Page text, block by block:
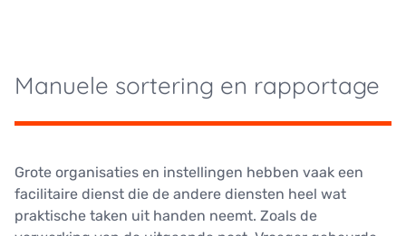
Manuele sortering en rapportage
Grote organisaties en instellingen hebben vaak een
facilitaire dienst die de andere diensten heel wat
praktische taken uit handen neemt. Zoals de